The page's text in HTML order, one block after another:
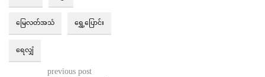
မြေလတ်အသံ ရွှေ့ပြောင်း
ရေလျှံ
previous post